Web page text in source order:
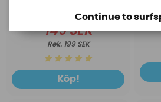
149 SEK
199 SEK
Köp!
Continue to